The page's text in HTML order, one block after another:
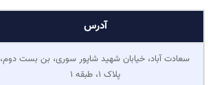
آدرس
سعادت آباد، خیابان شهید شاپور سوری، بن بست دوم،
پلاک 1، طبقه 1